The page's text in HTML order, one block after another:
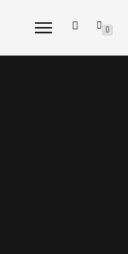
NAVIGATION
0